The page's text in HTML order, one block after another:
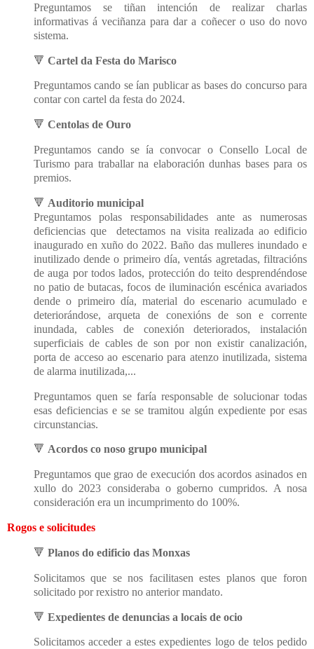
Preguntamos se tiñan intención de realizar charlas
informativas á veciñanza para dar a coñecer o uso do novo
sistema.
🔻 Cartel da Festa do Marisco
Preguntamos cando se ían publicar as bases do concurso para
contar con cartel da festa do 2024.
🔻 Centolas de Ouro
Preguntamos cando se ía convocar o Consello Local de
Turismo para traballar na elaboración dunhas bases para os
premios.
🔻 Auditorio municipal
Preguntamos polas responsabilidades ante as numerosas
deficiencias que
detectamos na visita realizada ao edificio
inaugurado en xuño do 2022. Baño das mulleres inundado e
inutilizado dende o primeiro día, ventás agretadas, filtracións
de auga por todos lados, protección do teito desprendéndose
no patio de butacas, focos de iluminación escénica avariados
dende o primeiro día, material do escenario acumulado e
deteriorándose, arqueta de conexións de son e corrente
inundada, cables de conexión deteriorados, instalación
superficiais de cables de son por non existir canalización,
porta de acceso ao escenario para atenzo inutilizada, sistema
de alarma inutilizada,...
Preguntamos quen se faría responsable de solucionar todas
esas deficiencias e se se tramitou algún expediente por esas
circunstancias.
🔻 Acordos co noso grupo municipal
Preguntamos que grao de execución dos acordos asinados en
xullo do 2023 consideraba o goberno cumpridos. A nosa
consideración era un incumprimento do 100%.
Rogos e solicitudes
🔻 Planos do edificio das Monxas
Solicitamos que se nos facilitasen estes planos que foron
solicitado por rexistro no anterior mandato.
🔻 Expedientes de denuncias a locais de ocio
Solicitamos acceder a estes expedientes logo de telos pedido